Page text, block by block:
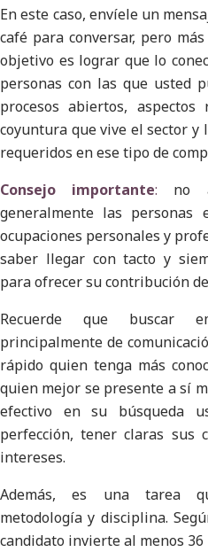
En este caso, envíele un
café para conversar, pero
objetivo es lograr que lo
personas con las que usted
procesos abiertos,
coyuntura que vive el sector y
requeridos en ese tipo de
Consejo importante: no
generalmente las personas
ocupaciones personales y
saber llegar con tacto y
para ofrecer su contribución
Recuerde que buscar
principalmente de
rápido quien tenga más
quien mejor se presente a sí
efectivo en su búsqueda
perfección, tener claras sus
intereses.
Además, es una tarea
metodología y disciplina.
candidato invierte al menos